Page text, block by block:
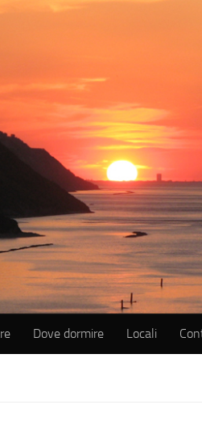
Dove dormire Locali